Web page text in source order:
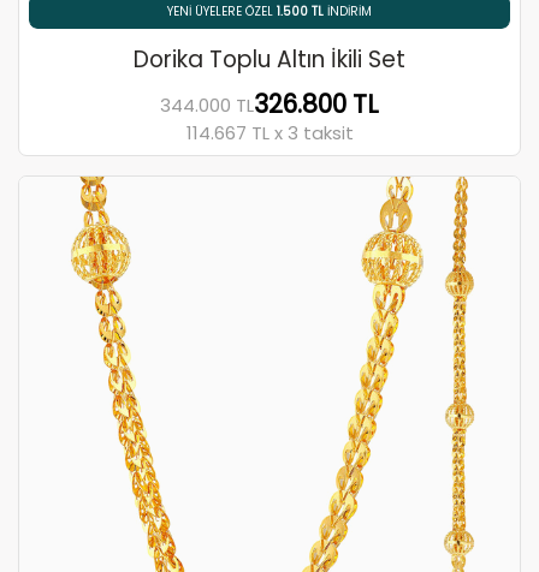
% 5 HAVALE / EFT İNDIRIMI
Dorika Toplu Altın İkili Set
344.000 TL326.800 TL
114.667 TL x 3 taksit